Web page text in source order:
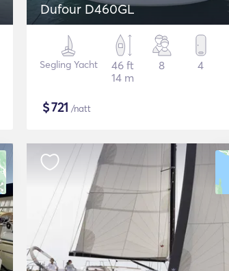
Dufour D460GL
Segling Yacht
46 ft
14 m
8 4
$721 /natt